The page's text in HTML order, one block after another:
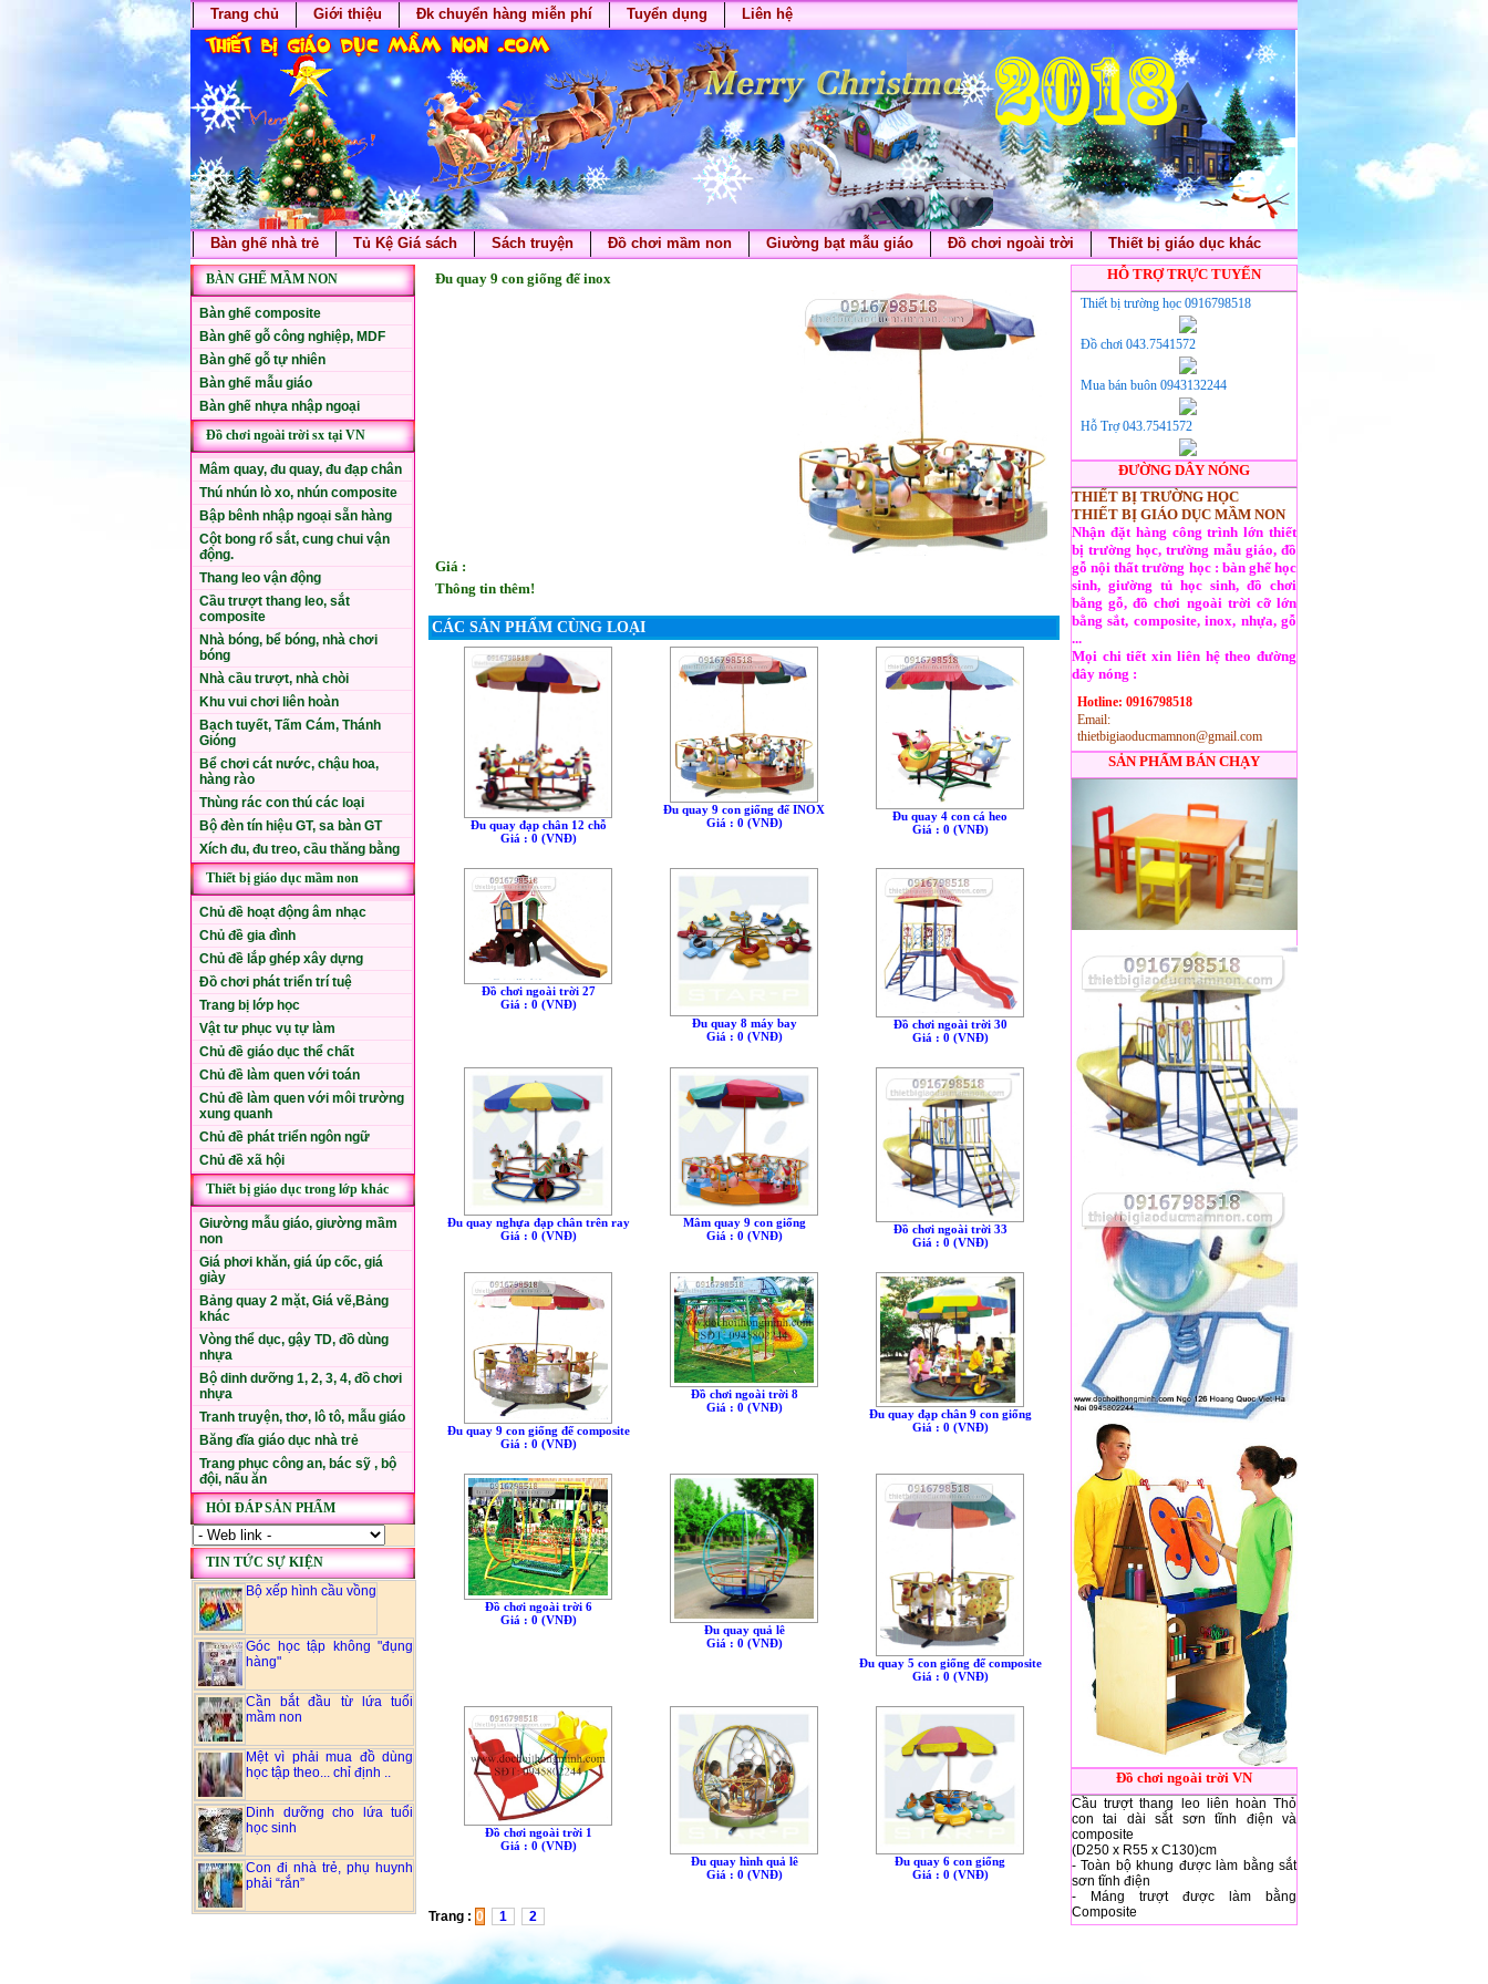
Trang chủ Giới thiệu Đk chuyển hàng miễn phí Tuyển dụng Liên hệ
Bàn ghế nhà trẻ Tủ Kệ Giá sách Sách truyện Đồ chơi mầm non Giường bạt mẫu giáo Đồ chơi ngoài trời Thiết bị giáo dục khác
BÀN GHẾ MẦM NON
Bàn ghế composite
Bàn ghế gỗ công nghiệp, MDF
Bàn ghế gỗ tự nhiên
Bàn ghế mẫu giáo
Bàn ghế nhựa nhập ngoại
Đồ chơi ngoài trời sx tại VN
Mâm quay, đu quay, đu đạp chân
Thú nhún lò xo, nhún composite
Bập bênh nhập ngoại sẵn hàng
Cột bong rổ sắt, cung chui vận
động.
Thang leo vận động
Cầu trượt thang leo, sắt
composite
Nhà bóng, bể bóng, nhà chơi
bóng
Nhà cầu trượt, nhà chòi
Khu vui chơi liên hoàn
Bạch tuyết, Tấm Cám, Thánh
Gióng
Bể chơi cát nước, chậu hoa,
hàng rào
Thùng rác con thú các loại
Bộ đèn tín hiệu GT, sa bàn GT
Xích đu, đu treo, cầu thăng bằng
Thiết bị giáo dục mầm non
Chủ đề hoạt động âm nhạc
Chủ đề gia đình
Chủ đề lắp ghép xây dựng
Đồ chơi phát triển trí tuệ
Trang bị lớp học
Vật tư phục vụ tự làm
Chủ đề giáo dục thể chất
Chủ đề làm quen với toán
Chủ đề làm quen với môi trường
xung quanh
Chủ đề phát triển ngôn ngữ
Chủ đề xã hội
Thiết bị giáo dục trong lớp khác
Giường mẫu giáo, giường mầm
non
Giá phơi khăn, giá úp cốc, giá
giày
Bảng quay 2 mặt, Giá vẽ,Bảng
khác
Vòng thể dục, gậy TD, đồ dùng
nhựa
Bộ dinh dưỡng 1, 2, 3, 4, đồ chơi
nhựa
Tranh truyện, thơ, lô tô, mẫu giáo
Băng đĩa giáo dục nhà trẻ
Trang phục công an, bác sỹ , bộ
đội, nấu ăn
HỎI ĐÁP SẢN PHẨM
TIN TỨC SỰ KIỆN
Bộ xếp hình cầu vồng
Góc học tập không "đụng
hàng"
Cần bắt đầu từ lứa tuổi
mầm non
Mệt vì phải mua đồ dùng
học tập theo... chỉ định ..
Dinh dưỡng cho lứa tuổi
học sinh
Con đi nhà trẻ, phụ huynh
phải “rắn”
Đu quay 9 con giống đế inox
Giá :
Thông tin thêm!
CÁC SẢN PHẨM CÙNG LOẠI
Đu quay đạp chân 12 chỗ
Giá : 0 (VNÐ)
Đu quay 9 con giống đế INOX
Giá : 0 (VNÐ)
Đu quay 4 con cá heo
Giá : 0 (VNÐ)
Đồ chơi ngoài trời 27
Giá : 0 (VNÐ)
Đu quay 8 máy bay
Giá : 0 (VNÐ)
Đồ chơi ngoài trời 30
Giá : 0 (VNÐ)
Đu quay nghựa đạp chân trên ray
Giá : 0 (VNÐ)
Mâm quay 9 con giống
Giá : 0 (VNÐ)
Đồ chơi ngoài trời 33
Giá : 0 (VNÐ)
Đu quay 9 con giống đế composite
Giá : 0 (VNÐ)
Đồ chơi ngoài trời 8
Giá : 0 (VNÐ)
Đu quay đạp chân 9 con giống
Giá : 0 (VNÐ)
Đồ chơi ngoài trời 6
Giá : 0 (VNÐ)
Đu quay quả lê
Giá : 0 (VNÐ)
Đu quay 5 con giống đế composite
Giá : 0 (VNÐ)
Đồ chơi ngoài trời 1
Giá : 0 (VNÐ)
Đu quay hình quả lê
Giá : 0 (VNÐ)
Đu quay 6 con giống
Giá : 0 (VNÐ)
Trang : 0 1 2
HỖ TRỢ TRỰC TUYẾN
Thiết bị trường học 0916798518
Đồ chơi 043.7541572
Mua bán buôn 0943132244
Hỗ Trợ 043.7541572
ĐƯỜNG DÂY NÓNG
THIẾT BỊ TRƯỜNG HỌC
THIẾT BỊ GIÁO DỤC MẦM NON
Nhận đặt hàng công trình lớn thiết
bị trường học, trường mẫu giáo, đồ
gỗ nội thất trường học : bàn ghế học
sinh, giường tủ học sinh, đồ chơi
bằng gỗ, đồ chơi ngoài trời cỡ lớn
bằng sắt, composite, inox, nhựa, gỗ
...
Mọi chi tiết xin liên hệ theo đường
dây nóng :
Hotline: 0916798518
Email:
thietbigiaoducmamnon@gmail.com
SẢN PHẨM BÁN CHẠY
Đồ chơi ngoài trời VN
Cầu trượt thang leo liên hoàn Thỏ
con tai dài sắt sơn tĩnh điện và
composite
(D250 x R55 x C130)cm
- Toàn bộ khung được làm bằng sắt
sơn tĩnh điện
- Máng trượt được làm bằng
Composite